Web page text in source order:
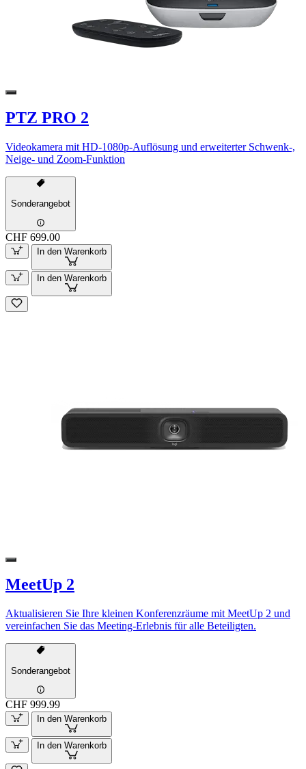
PTZ PRO 2
Videokamera mit HD-1080p-Auflösung und erweiterter Schwenk-,
Neige- und Zoom-Funktion
Sonderangebot
CHF 699.00
In den Warenkorb
In den Warenkorb
MeetUp 2
Aktualisieren Sie Ihre kleinen Konferenzräume mit MeetUp 2 und
vereinfachen Sie das Meeting-Erlebnis für alle Beteiligten.
Sonderangebot
CHF 999.99
In den Warenkorb
In den Warenkorb